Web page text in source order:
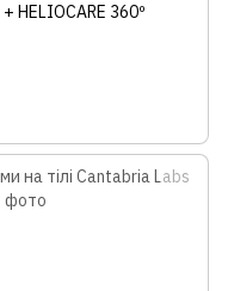
HELIOCARE 360º